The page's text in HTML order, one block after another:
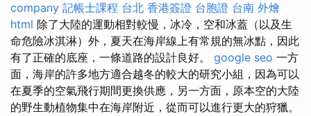
company 記帳士課程 台北 香港簽證 台胞證 台南 外燴
html 除了大陸的運動相對較慢，冰冷，空和冰蓋（以及生
命危險冰淇淋）外，夏天在海岸線上有常規的無冰點，因此
有了正確的底座，一條道路的設計良好。 google seo 一方
面，海岸的許多地方適合越冬的較大的研究小組，因為可以
在夏季的空氣飛行期間更換供應，另一方面，原本空的大陸
的野生動植物集中在海岸附近，從而可以進行更大的狩獵。